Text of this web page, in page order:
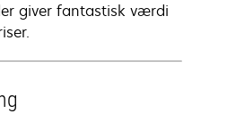
giver fantastisk værdi